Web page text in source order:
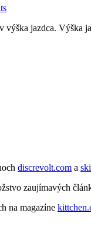
výška jazdca.
discrevolt.com a
zaujímavých
na magazíne